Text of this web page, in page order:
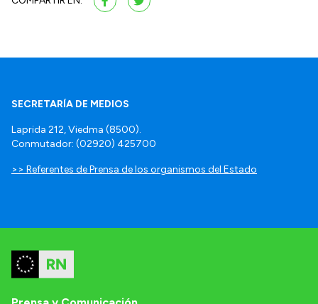
SECRETARÍA DE MEDIOS
Laprida 212, Viedma (8500).
Conmutador: (02920) 425700
>> Referentes de Prensa de los organismos del Estado